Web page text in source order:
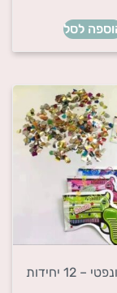
לסל
12 יחידות